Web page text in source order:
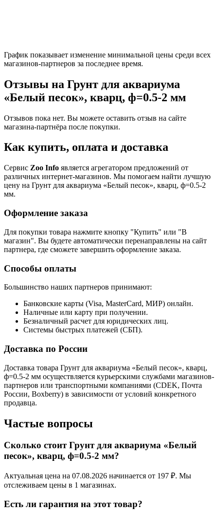
График показывает изменение минимальной цены среди всех
магазинов-партнеров за последнее время.
Отзывы на Грунт для аквариума
«Белый песок», кварц, ф=0.5-2 мм
Отзывов пока нет. Вы можете оставить отзыв на сайте
магазина-партнёра после покупки.
Как купить, оплата и доставка
Сервис Zoo Info является агрегатором предложений от
различных интернет-магазинов. Мы помогаем найти лучшую
цену на Грунт для аквариума «Белый песок», кварц, ф=0.5-2
мм.
Оформление заказа
Для покупки товара нажмите кнопку "Купить" или "В
магазин". Вы будете автоматически перенаправлены на сайт
партнера, где сможете завершить оформление заказа.
Способы оплаты
Большинство наших партнеров принимают:
Банковские карты (Visa, MasterCard, МИР) онлайн.
Наличные или карту при получении.
Безналичный расчет для юридических лиц.
Системы быстрых платежей (СБП).
Доставка по России
Доставка товара Грунт для аквариума «Белый песок», кварц,
ф=0.5-2 мм осуществляется курьерскими службами магазинов-
партнеров или транспортными компаниями (CDEK, Почта
России, Boxberry) в зависимости от условий конкретного
продавца.
Частые вопросы
Сколько стоит Грунт для аквариума «Белый
песок», кварц, ф=0.5-2 мм?
Актуальная цена на 07.08.2026 начинается от 197 ₽. Мы
отслеживаем цены в 1 магазинах.
Есть ли гарантия на этот товар?